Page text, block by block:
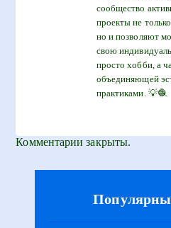
сообщество
проекты не
но и позволяют
свою
просто хобби, а
объединяющей
практиками. 💡🧶
Комментарии закрыты.